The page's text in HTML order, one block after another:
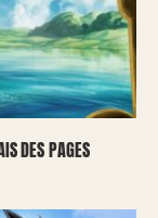
DES PAGES